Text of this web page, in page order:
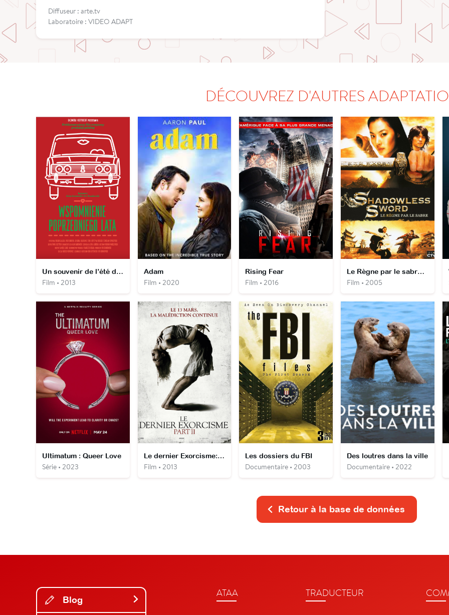
Diffuseur : arte.tv
Laboratoire : VIDEO ADAPT
DÉCOUVREZ D'AUTRES
Un souvenir de l’été dernier
Film • 2013
Adam
Film • 2020
Rising Fear
Film • 2016
Le Règne par le sabre, Shadowless Sword
Film • 2005
Ultimatum : Queer Love
Série • 2023
Le dernier Exorcisme: part II
Film • 2013
Les dossiers du FBI
Documentaire • 2003
Des loutres dans la ville
Documentaire • 2022
Retour à la base de données
Blog
ATAA TRADUCTEUR